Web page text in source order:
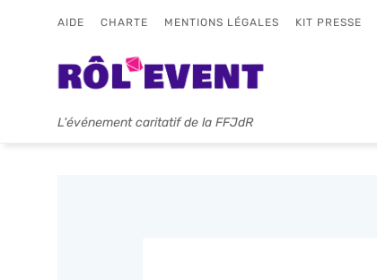
AIDE CHARTE MENTIONS LÉGALES KIT PRESSE
L'événement caritatif de la FFJdR